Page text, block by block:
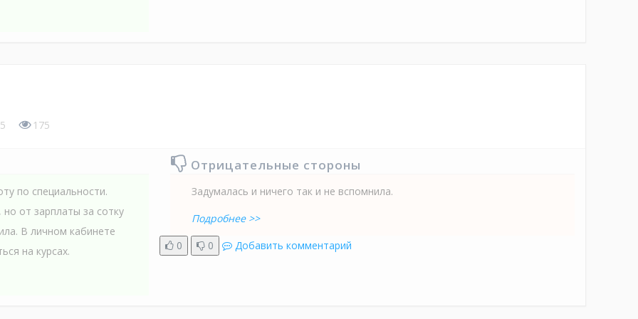
175
по специальности.
от зарплаты за сотку
В личном кабинете
на курсах.
Отрицательные стороны
Задумалась и ничего так и не вспомнила.
Подробнее >>
0
0 Добавить комментарий